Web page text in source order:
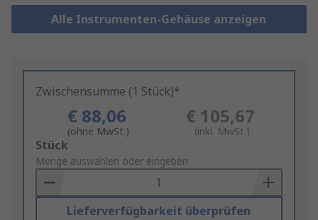
Alle Instrumenten-Gehäuse anzeigen
Zwischensumme (1 Stück)*
€ 88,06
(ohne MwSt.)
€ 105,67
(inkl. MwSt.)
Add
to
Basket
Stück
Menge auswählen oder eingeben
Lieferverfügbarkeit überprüfen